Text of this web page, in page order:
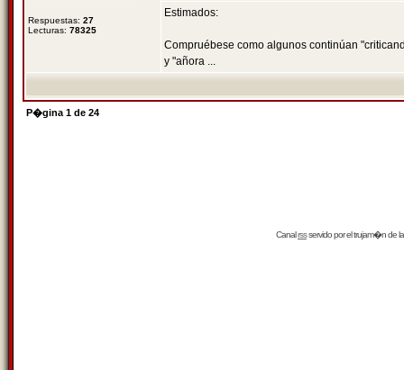
Respuestas: 27
Lecturas: 78325
Estimados:
Compruébese como algunos continúan
y "añora ...
P�gina 1 de 24
Canalrssservido por eltrujam�nde